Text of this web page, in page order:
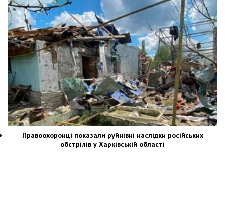
Правоохоронці показали руйнівні наслідки російських
обстрілів у Харківській області